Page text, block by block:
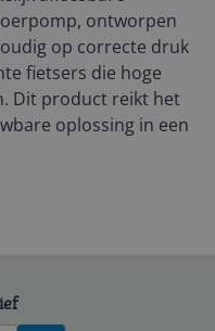
ontworpen
op correcte druk
fietsers die hoge
Dit product reikt het
oplossing in een